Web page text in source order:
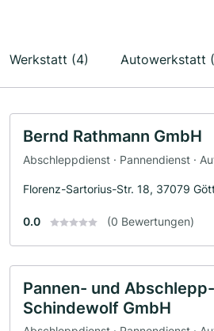
Werkstatt (4) Autowerkstatt
Bernd Rathmann GmbH
Abschleppdienst · Pannendienst ·
Florenz-Sartorius-Str. 18, 37079
0.0 (0 Bewertungen)
Pannen- und
Schindewolf GmbH